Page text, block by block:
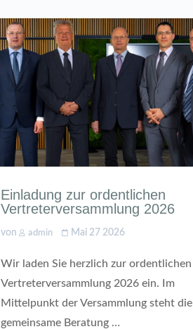
Einladung zur ordentlichen
Vertreterversammlung 2026
von admin Mai 27 2026
Wir laden Sie herzlich zur ordentlichen
Vertreterversammlung 2026 ein. Im
Mittelpunkt der Versammlung steht die
gemeinsame Beratung …